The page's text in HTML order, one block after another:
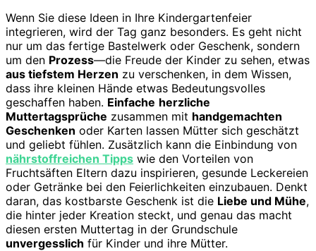
Wenn Sie diese Ideen in Ihre Kindergartenfeier
integrieren, wird der Tag ganz besonders. Es geht nicht
nur um das fertige Bastelwerk oder Geschenk, sondern
um den Prozess—die Freude der Kinder zu sehen, etwas
aus tiefstem Herzen zu verschenken, in dem Wissen,
dass ihre kleinen Hände etwas Bedeutungsvolles
geschaffen haben. Einfache herzliche
Muttertagsprüche zusammen mit handgemachten
Geschenken oder Karten lassen Mütter sich geschätzt
und geliebt fühlen. Zusätzlich kann die Einbindung von
nährstoffreichen Tipps wie den Vorteilen von
Fruchtsäften Eltern dazu inspirieren, gesunde Leckereien
oder Getränke bei den Feierlichkeiten einzubauen. Denkt
daran, das kostbarste Geschenk ist die Liebe und Mühe,
die hinter jeder Kreation steckt, und genau das macht
diesen ersten Muttertag in der Grundschule
unvergesslich für Kinder und ihre Mütter.